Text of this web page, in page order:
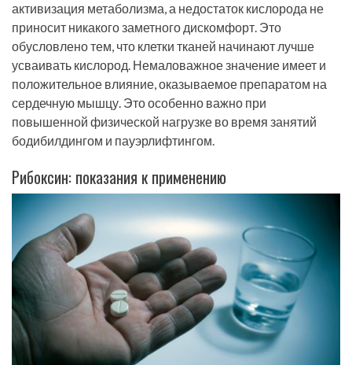
активизация метаболизма, а недостаток кислорода не
приносит никакого заметного дискомфорт. Это
обусловлено тем, что клетки тканей начинают лучше
усваивать кислород. Немаловажное значение имеет и
положительное влияние, оказываемое препаратом на
сердечную мышцу. Это особенно важно при
повышенной физической нагрузке во время занятий
бодибилдингом и пауэрлифтингом.
Рибоксин: показания к применению